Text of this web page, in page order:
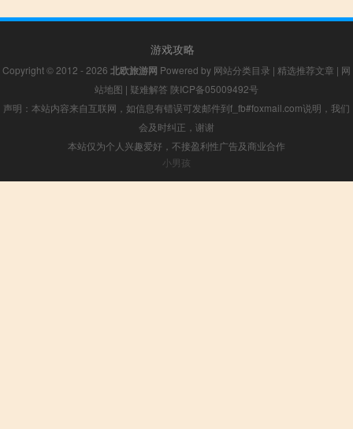
游戏攻略
Copyright © 2012 - 2026 北欧旅游网 Powered by 网站分类目录 | 精选推荐文章 | 网
站地图 | 疑难解答 陕ICP备05009492号
声明：本站内容来自互联网，如信息有错误可发邮件到f_fb#foxmail.com说明，我们
会及时纠正，谢谢
本站仅为个人兴趣爱好，不接盈利性广告及商业合作
小男孩